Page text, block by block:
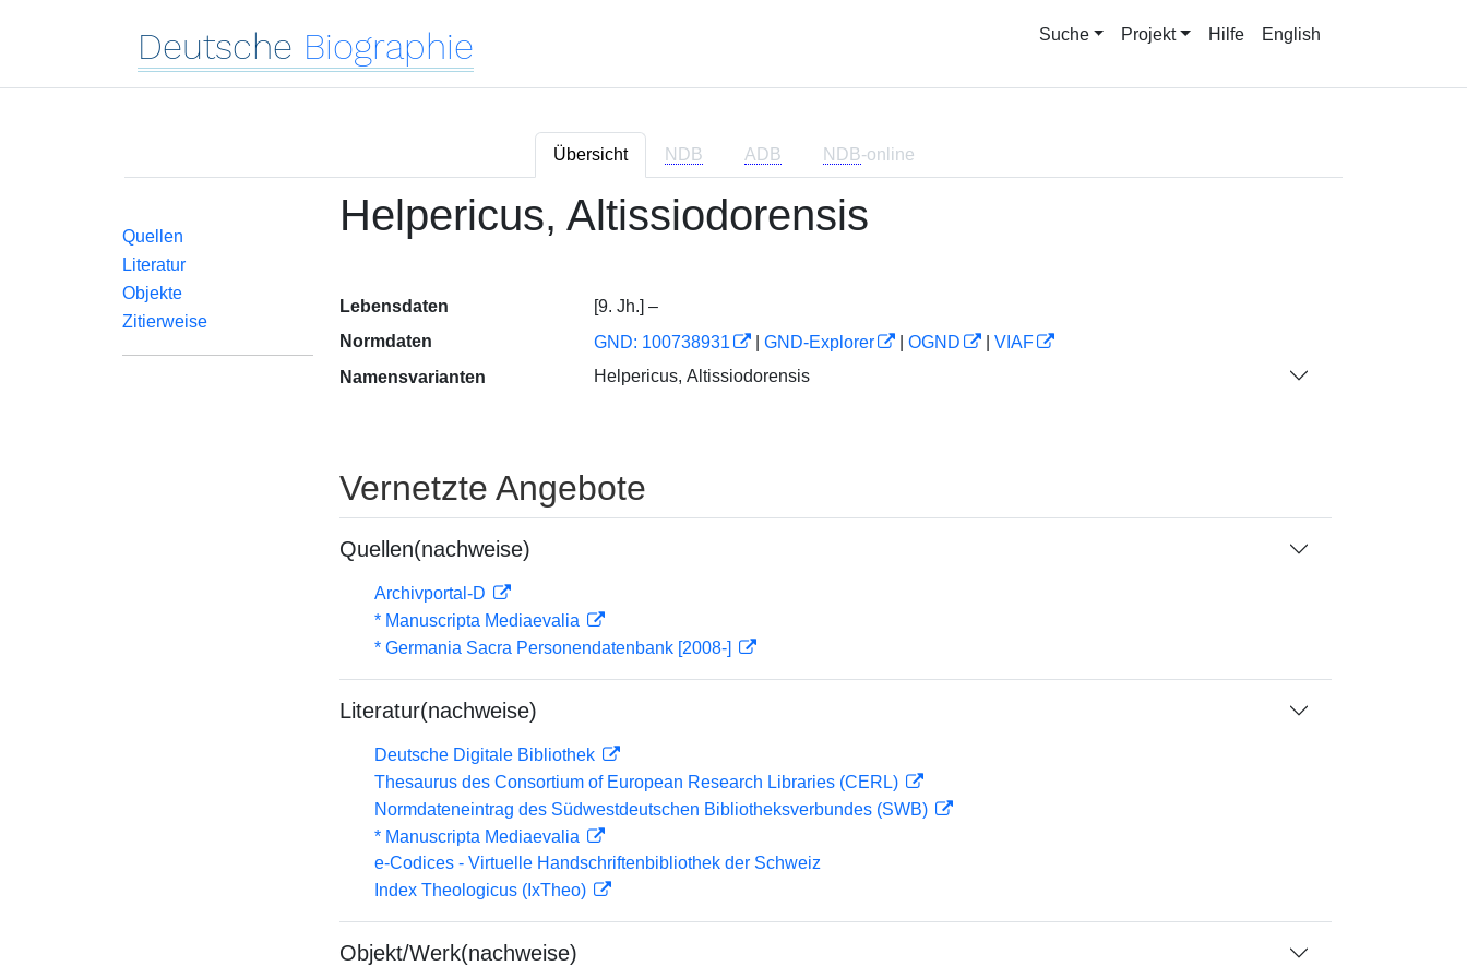
Deutsche Biographie Suche Projekt Hilfe English
Übersicht NDB ADB NDB-online
Quellen
Literatur
Objekte
Zitierweise
Helpericus, Altissiodorensis
Lebensdaten
[9. Jh.] –
Normdaten
GND: 100738931 GND-Explorer OGND
VIAF
Namensvarianten
Helpericus, Altissiodorensis
Vernetzte Angebote
Quellen(nachweise)
Archivportal-D
* Manuscripta Mediaevalia
* Germania Sacra Personendatenbank [2008-]
Literatur(nachweise)
Deutsche Digitale Bibliothek
Thesaurus des Consortium of European Research Libraries (CERL)
Normdateneintrag des Südwestdeutschen Bibliotheksverbundes (SWB)
* Manuscripta Mediaevalia
e-Codices - Virtuelle Handschriftenbibliothek der Schweiz
Index Theologicus (IxTheo)
Objekt/Werk(nachweise)